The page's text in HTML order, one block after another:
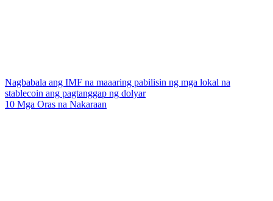
Nagbabala ang IMF na maaaring pabilisin ng mga lokal na
stablecoin ang pagtanggap ng dolyar
10 Mga Oras na Nakaraan